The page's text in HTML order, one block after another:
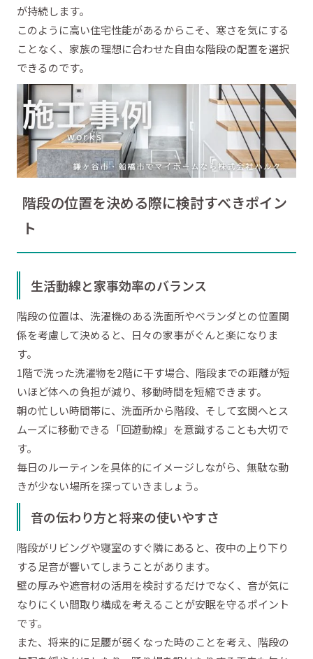
が持続します。
このように高い住宅性能があるからこそ、寒さを気にする
ことなく、家族の理想に合わせた自由な階段の配置を選択
できるのです。
階段の位置を決める際に検討すべきポイン
ト
生活動線と家事効率のバランス
階段の位置は、洗濯機のある洗面所やベランダとの位置関
係を考慮して決めると、日々の家事がぐんと楽になりま
す。
1階で洗った洗濯物を2階に干す場合、階段までの距離が短
いほど体への負担が減り、移動時間を短縮できます。
朝の忙しい時間帯に、洗面所から階段、そして玄関へとス
ムーズに移動できる「回遊動線」を意識することも大切で
す。
毎日のルーティンを具体的にイメージしながら、無駄な動
きが少ない場所を探っていきましょう。
音の伝わり方と将来の使いやすさ
階段がリビングや寝室のすぐ隣にあると、夜中の上り下り
する足音が響いてしまうことがあります。
壁の厚みや遮音材の活用を検討するだけでなく、音が気に
なりにくい間取り構成を考えることが安眠を守るポイント
です。
また、将来的に足腰が弱くなった時のことを考え、階段の